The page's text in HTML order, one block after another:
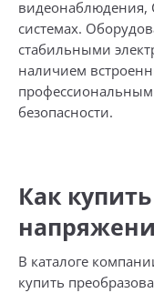
видеонаблюдения,
системах.
стабильными
наличием
безопасности.
Как
В каталоге
купить